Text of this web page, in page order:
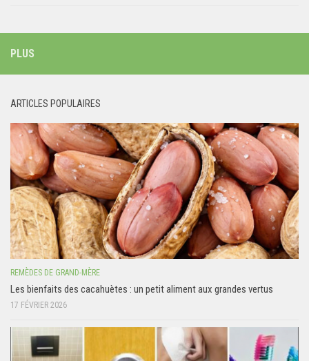
PLUS
ARTICLES POPULAIRES
REMÈDES DE GRAND-MÈRE
Les bienfaits des cacahuètes : un petit aliment aux grandes vertus
17 FÉVRIER 2026